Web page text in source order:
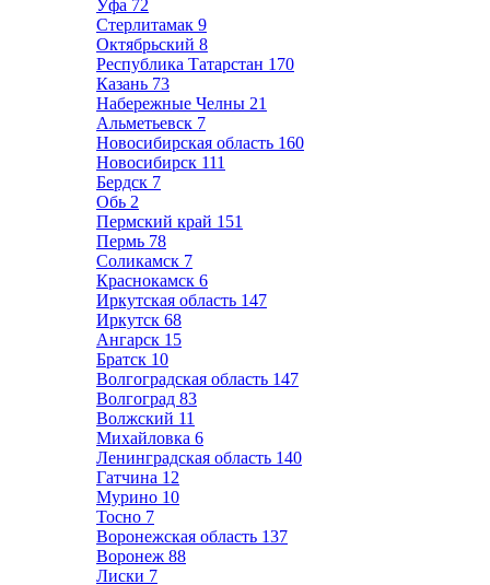
Уфа 72
Стерлитамак 9
Октябрьский 8
Республика Татарстан 170
Казань 73
Набережные Челны 21
Альметьевск 7
Новосибирская область 160
Новосибирск 111
Бердск 7
Обь 2
Пермский край 151
Пермь 78
Соликамск 7
Краснокамск 6
Иркутская область 147
Иркутск 68
Ангарск 15
Братск 10
Волгоградская область 147
Волгоград 83
Волжский 11
Михайловка 6
Ленинградская область 140
Гатчина 12
Мурино 10
Тосно 7
Воронежская область 137
Воронеж 88
Лиски 7